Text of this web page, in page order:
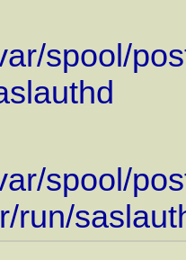
spool/
spool/
run/